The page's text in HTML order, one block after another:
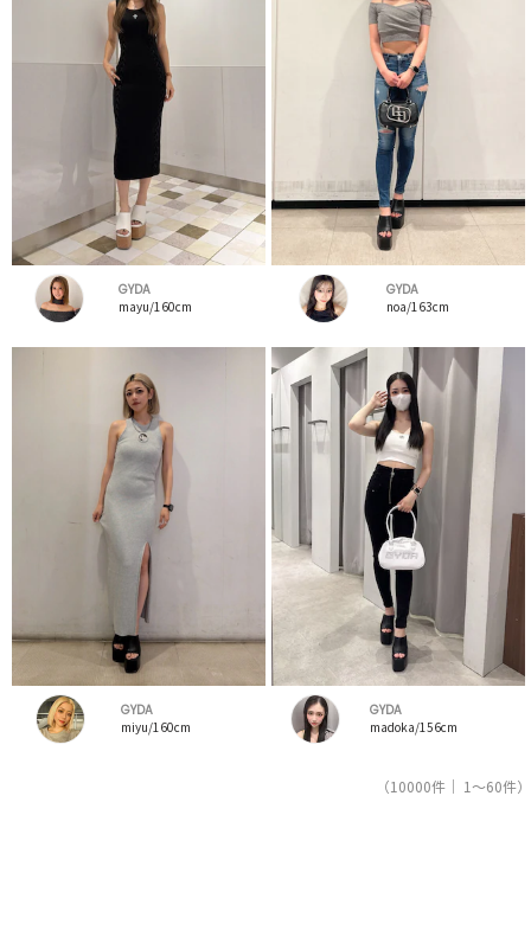
GYDA
mayu/160cm
GYDA
noa/163cm
GYDA
miyu/160cm
GYDA
madoka/156cm
（10000件｜ 1～60件）